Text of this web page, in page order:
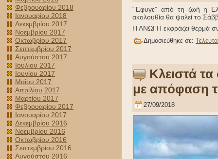
Φεβρουαρίου 2018
Ιανουαρίου 2018
Δεκεμβρίου 2017
Νοεμβρίου 2017
Οκτωβρίου 2017
Σεπτεμβρίου 2017
Αυγούστου 2017
Ιουλίου 2017
Ιουνίου 2017
Μαΐου 2017
Απριλίου 2017
Μαρτίου 2017
Φεβρουαρίου 2017
Ιανουαρίου 2017
Δεκεμβρίου 2016
Νοεμβρίου 2016
Οκτωβρίου 2016
Σεπτεμβρίου 2016
Αυγούστου 2016
“Έφυγε” από τη ζωή η
ακολουθία θα ψαλεί το
Η ΑΝΩΓΗ εκφράζει θερμά
Δημοσιεύθηκε σε:
Κλειστά
με απόφαση
27/09/2018